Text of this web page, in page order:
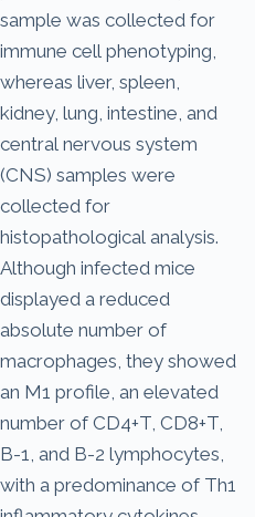
sample was collected for
immune cell phenotyping,
whereas liver, spleen,
kidney, lung, intestine, and
central nervous system
(CNS) samples were
collected for
histopathological analysis.
Although infected mice
displayed a reduced
absolute number of
macrophages, they showed
an M1 profile, an elevated
number of CD4+T, CD8+T,
B-1, and B-2 lymphocytes,
with a predominance of Th1